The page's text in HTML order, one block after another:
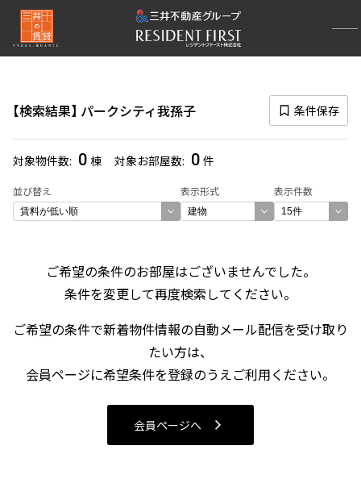
検索結果 パークシティ我孫子 条件保存
対象物件数 0 棟 対象お部屋数 0 件
並び替え 表示形式 表示件数
再検索ナビゲーション
賃料
〜
管理費/共益費含む
礼金なし
敷金なし
1R〜1K
1DK〜1LDK
3LDK
4LDK〜
ご希望の条件のお部屋はございませんでした。
条件を変更して再度検索してください。
ご希望の条件で新着物件情報の自動メール配信を受け取り
たい方は、
会員ページに希望条件を登録のうえご利用ください。
会員ページへ